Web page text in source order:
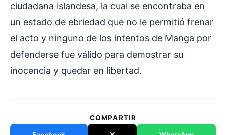
ciudadana islandesa, la cual se encontraba en
un estado de ebriedad que no le permitió frenar
el acto y ninguno de los intentos de Manga por
defenderse fue válido para demostrar su
inocencia y quedar en libertad.
COMPARTIR